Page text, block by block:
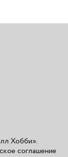
Хобби».
соглашение